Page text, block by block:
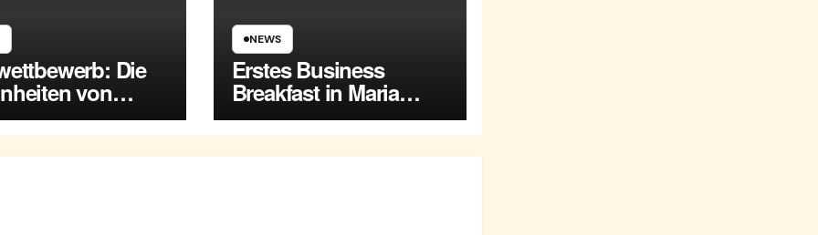
Die
von
Enzersdorf
NEWS
Erstes Business
Breakfast in Maria
Enzersdorf